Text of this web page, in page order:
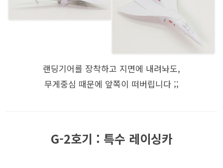
랜딩기어를 장착하고 지면에 내려놔도,
무게중심 때문에 앞쪽이 떠버립니다 ;;
G-2호기 : 특수 레이싱카